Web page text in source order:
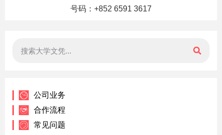
号码：+852 6591 3617
公司业务
合作流程
常见问题